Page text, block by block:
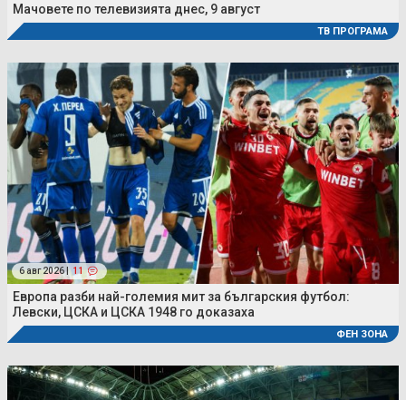
Мачовете по телевизията днес, 9 август
ТВ ПРОГРАМА
6 авг 2026 | 11
Европа разби най-големия мит за българския футбол:
Левски, ЦСКА и ЦСКА 1948 го доказаха
ФЕН ЗОНА